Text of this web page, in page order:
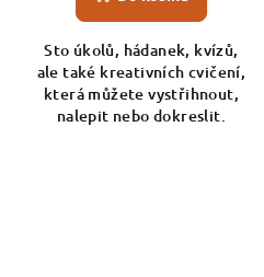
Sto úkolů, hádanek, kvízů,
ale také kreativních cvičení,
která můžete vystřihnout,
nalepit nebo dokreslit.